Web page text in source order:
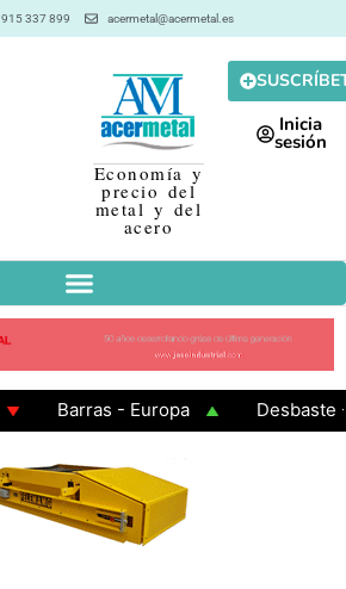
915 337 899 acermetal@acermetal.es
Economía y
precio del
metal y del
acero
Inicia
sesión
Barras - Europa
Desbaste -